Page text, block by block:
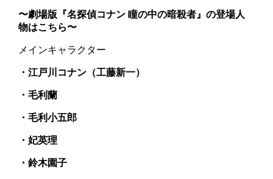
〜劇場版『名探偵コナン 瞳の中の暗殺者』の登場人
物はこちら〜
メインキャラクター
・江戸川コナン（工藤新一）
・毛利蘭
・毛利小五郎
・妃英理
・鈴木園子